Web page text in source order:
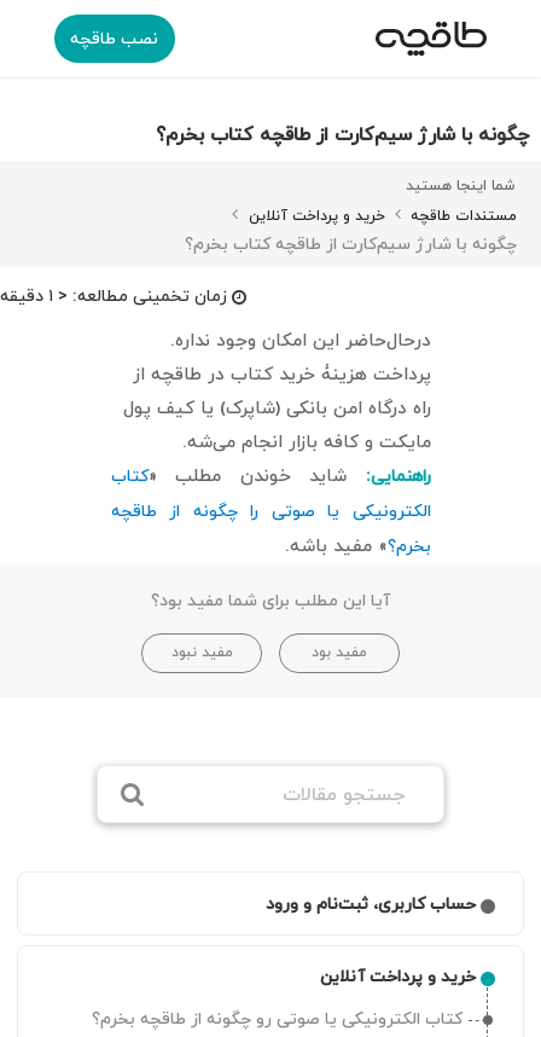
نصب طاقچه
چگونه با شارژ سیم‌کارت از طاقچه کتاب بخرم؟
شما اینجا هستید
مستندات طاقچه
خرید و پرداخت آنلاین
چگونه با شارژ سیم‌کارت از طاقچه کتاب بخرم؟
زمان تخمینی مطالعه: < ۱ دقیقه
در‌حال‌حاضر این امکان وجود نداره.
پرداخت هزینۀ خرید کتاب در طاقچه از
راه درگاه امن بانکی (شاپرک) یا کیف پول
مایکت و کافه بازار انجام می‌شه.
راهنمایی: شاید خوندن مطلب «کتاب
الکترونیکی یا صوتی را چگونه از طاقچه
بخرم؟» مفید باشه.
آیا این مطلب برای شما مفید بود؟
مفید بود مفید نبود
حساب کاربری، ثبت‌نام و ورود
چطور می‌توانم به لیست دستگاه‌های متصل به حسابم
دسترسی داشته باشم
خرید و پرداخت آنلاین
کتاب الکترونیکی یا صوتی رو چگونه از طاقچه بخرم؟